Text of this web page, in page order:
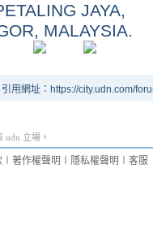
JAYA,
MALAYSIA.
引用網址：https://city.udn.com/
udn 立場。
著作權聲明 隱私權聲明 客服